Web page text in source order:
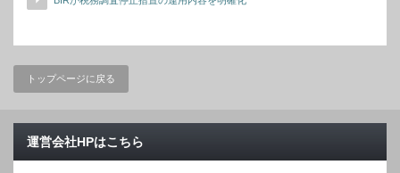
トップページに戻る
運営会社HPはこちら